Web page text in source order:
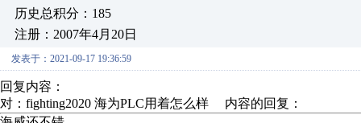
历史总积分：185
注册：2007年4月20日
发表于：2021-09-17 19:36:59
回复内容：
对：fighting2020 海为PLC用着怎么样 内容的回复：